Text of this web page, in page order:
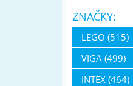
ZNAČKY:
LEGO (515)
VIGA (499)
INTEX (464)